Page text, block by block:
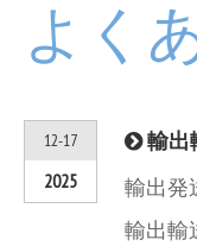
よく
12-17
2025
輸出輸
輸出発
輸出輸